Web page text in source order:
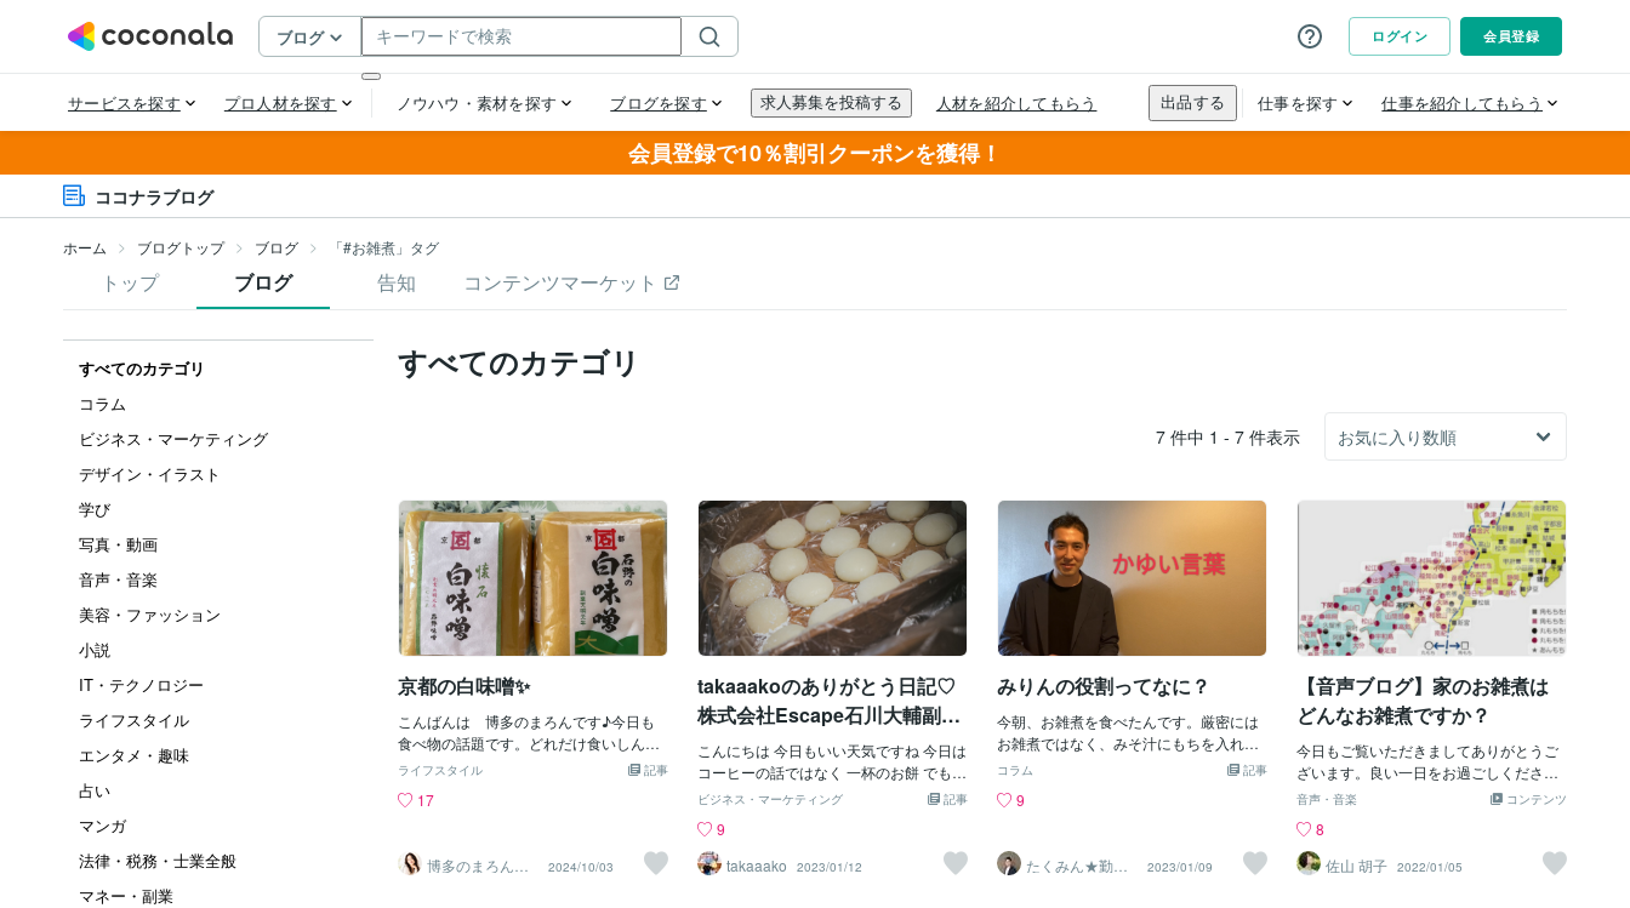
会員登録で10％割引クーポンを獲得！
ココナラブログ
ホーム ブログトップ ブログ 「#お雑煮」タグ
トップ ブログ 告知 コンテンツマーケット
すべてのカテゴリ
コラム
ビジネス・マーケティング
デザイン・イラスト
学び
写真・動画
音声・音楽
美容・ファッション
小説
IT・テクノロジー
ライフスタイル
エンタメ・趣味
占い
マンガ
法律・税務・士業全般
マネー・副業
すべてのカテゴリ
7 件中 1 - 7 件表示
京都の白味噌✨
こんばんは 博多のまろんです♪今日も
食べ物の話題です。どれだけ食いしん坊
なのか( ´∀｀ )一日一日と少しずつ秋らし
が欲しい季節になってきましたね！（数
た私。。（笑））昨日から某アイドルの
ファンミーティングで関西に行っていた
記事
ライフスタイル
17
博多のまろん✤
あなたの心がほ
2024/10/03
takaaakoのありがとう日記♡
株式会社Escape石川大輔副業
検証
こんにちは 今日もいい天気ですね 今日は
コーヒーの話ではなく 一杯のお餅 でもな
く お雑煮です お正月に みなさんも お雑
いただきました ぜひ 提案したいです！
お雑煮って お正月だけでいいのでしょう
か？ 普段の日に 朝もお昼、夜でも いつ
記事
ビジネス・マーケティング
9
takaaako
2023/01/12
みりんの役割ってなに？
今朝、お雑煮を食べたんです。厳密には
お雑煮ではなく、みそ汁にもちを入れた
ものなんですけどね。でその時おもった
みそ汁単体だとおいしいのに、もちを入
こと？とふしぎになって調べたら、理由
がわかりました。みりんが足りなかった
記事
コラム
9
たくみん★勤労
学生
2023/01/09
【音声ブログ】家のお雑煮は
どんなお雑煮ですか？
今日もご覧いただきましてありがとうご
ざいます。良い一日をお過ごしください
(*^^*)
コンテンツ
音声・音楽
8
佐山 胡子 2022/01/05